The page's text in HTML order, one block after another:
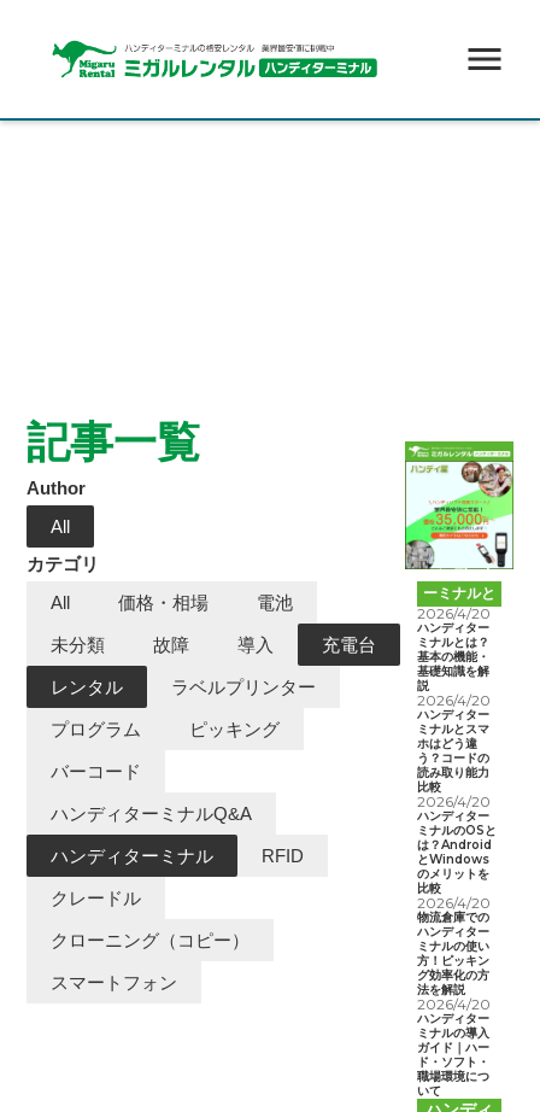
記事一覧
Author
All
カテゴリ
All
価格・相場 電池
未分類 故障 導入 充電台
レンタル ラベルプリンター
プログラム ピッキング
バーコード
ハンディターミナルQ&A
ハンディターミナル RFID
クレードル
クローニング（コピー）
スマートフォン
ハンディタ
ーミナルと
は
2026/4/20
ハンディター
ミナルとは？
基本の機能・
基礎知識を解
説
2026/4/20
ハンディター
ミナルとスマ
ホはどう違
う？コードの
読み取り能力
比較
2026/4/20
ハンディター
ミナルのOSと
は？Android
とWindows
のメリットを
比較
2026/4/20
物流倉庫での
ハンディター
ミナルの使い
方！ピッキン
グ効率化の方
法を解説
2026/4/20
ハンディター
ミナルの導入
ガイド｜ハー
ド・ソフト・
職場環境につ
いて
menu